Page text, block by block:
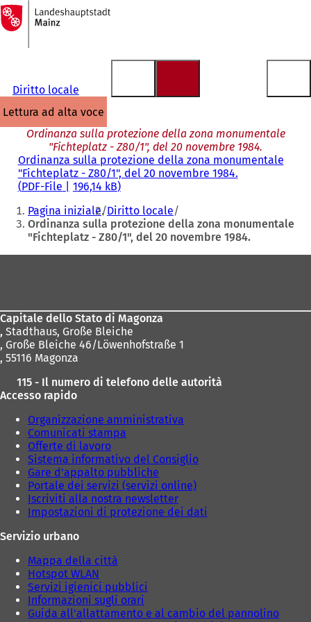
Vai al contenuto
Alla
pagina
iniziale
Diritto locale
lettura ad alta voce
Ordinanza sulla protezione della zona monumentale
"Fichteplatz - Z80/1", del 20 novembre 1984.
Ordinanza sulla protezione della zona monumentale
"Fichteplatz - Z80/1", del 20 novembre 1984.
PDF-File 196,14 kB
Siete
qui:
Pagina iniziale Diritto locale
Ordinanza sulla protezione della zona monumentale
"Fichteplatz - Z80/1", del 20 novembre 1984.
Capitale dello Stato di Magonza
, Stadthaus, Große Bleiche
, Große Bleiche 46/Löwenhofstraße 1
, 55116 Magonza
115 - Il numero di telefono delle autorità
Accesso rapido
Organizzazione amministrativa
Comunicati stampa
Offerte di lavoro
Sistema informativo del Consiglio
Gare d'appalto pubbliche
Portale dei servizi (servizi online)
Iscriviti alla nostra newsletter
Impostazioni di protezione dei dati
Servizio urbano
Mappa della città
Hotspot WLAN
Servizi igienici pubblici
Informazioni sugli orari
Guida all'allattamento e al cambio del pannolino